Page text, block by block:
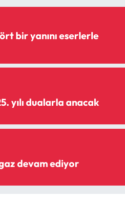
bir yanını eserlerle
yılı dualarla anacak
projesi’ tam gaz devam ediyor